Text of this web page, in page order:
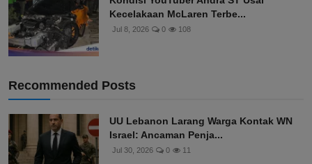
Kecelakaan McLaren Terbe...
Jul 8, 2026 0 108
Recommended Posts
UU Lebanon Larang Warga Kontak WN
Israel: Ancaman Penja...
Jul 30, 2026 0 11